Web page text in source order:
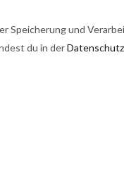
Speicherung und
du in der